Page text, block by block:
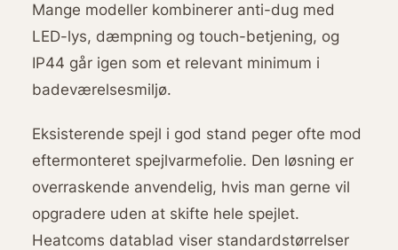
Mange modeller kombinerer anti-dug med
LED-lys, dæmpning og touch-betjening, og
IP44 går igen som et relevant minimum i
badeværelsesmiljø.
Eksisterende spejl i god stand peger ofte mod
eftermonteret spejlvarmefolie. Den løsning er
overraskende anvendelig, hvis man gerne vil
opgradere uden at skifte hele spejlet.
Heatcoms datablad viser standardstørrelser